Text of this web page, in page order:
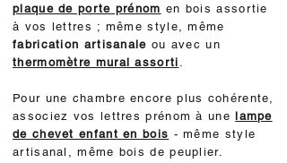
plaque de porte prénom en bois assortie
à vos lettres ; même style, même
fabrication artisanale ou avec un
thermomètre mural assorti
Pour une chambre encore plus cohérente,
associez vos lettres prénom à une lampe
de chevet enfant en bois - même style
artisanal, même bois de peuplier.